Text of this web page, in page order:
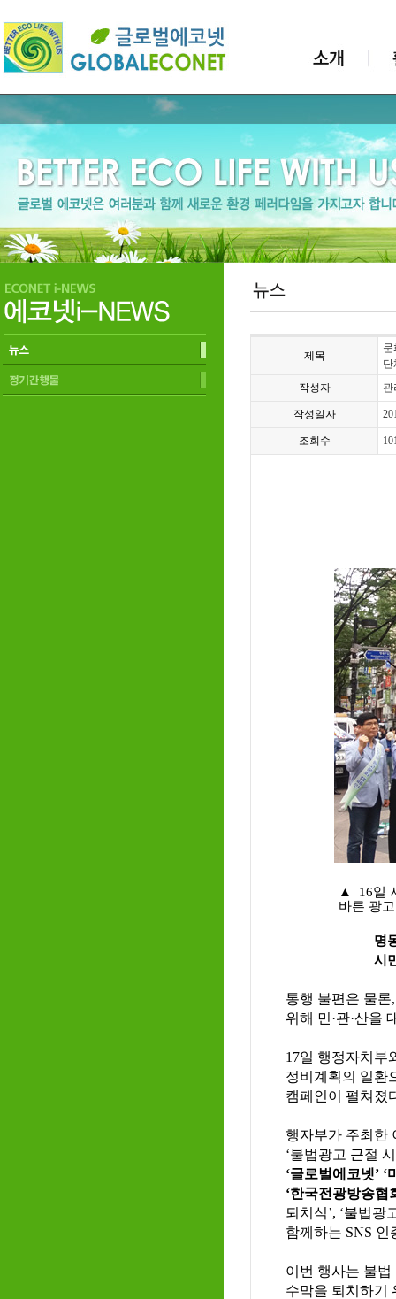
제목
문
단
작성자
관
작성일자
조회수
▲ 16일
바른 광
명동 일대
시민들 관
통행 불편은 물
위해 민·관·산을
17일 행정자치부
정비계획의 일환
캠페인이 펼쳐졌
행자부가 주최한
‘불법광고 근절
‘글로벌에코넷’
‘한국전광방송협
퇴치식’, ‘불법
함께 하는 SNS
이번 행사는 불
수막을 퇴치하기